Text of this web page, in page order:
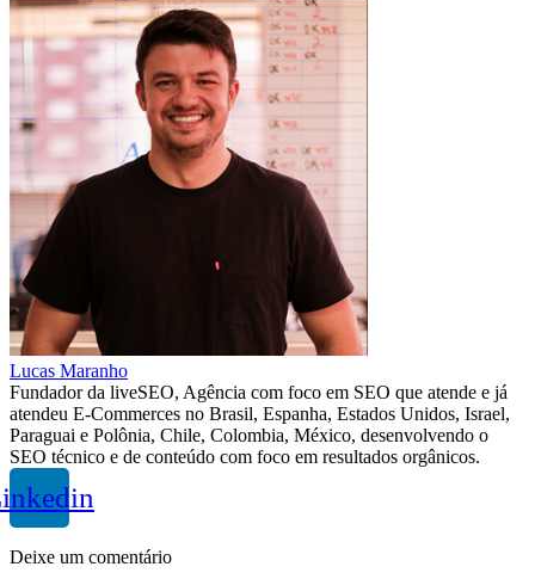
Lucas Maranho
Fundador da liveSEO, Agência com foco em SEO que atende e já
atendeu E-Commerces no Brasil, Espanha, Estados Unidos, Israel,
Paraguai e Polônia, Chile, Colombia, México, desenvolvendo o
SEO técnico e de conteúdo com foco em resultados orgânicos.
Deixe um comentário